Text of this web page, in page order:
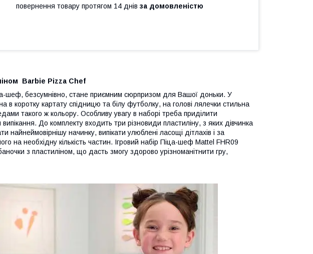
повернення товару протягом 14 днів за домовленістю
Barbie Pizza Chef
шеф, безсумнівно, стане приємним сюрпризом для Вашої доньки. У
в коротку картату спідницю та білу футболку, на голові лялечки стильна
такого ж кольору. Особливу увагу в наборі треба приділити
До комплекту входить три різновиди пластиліну, з яких дівчинка
найнеймовірнішу начинку, випікати улюблені ласощі дітлахів і за
на необхідну кількість частин. Ігровий набір Піца-шеф Mattel FHR09
з пластиліном, що дасть змогу здорово урізноманітнити гру,